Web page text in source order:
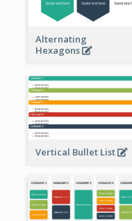
Alternating
Hexagons
Vertical Bullet List